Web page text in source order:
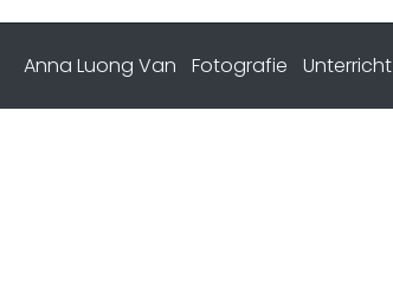
Anna Luong Van Fotografie Unterricht